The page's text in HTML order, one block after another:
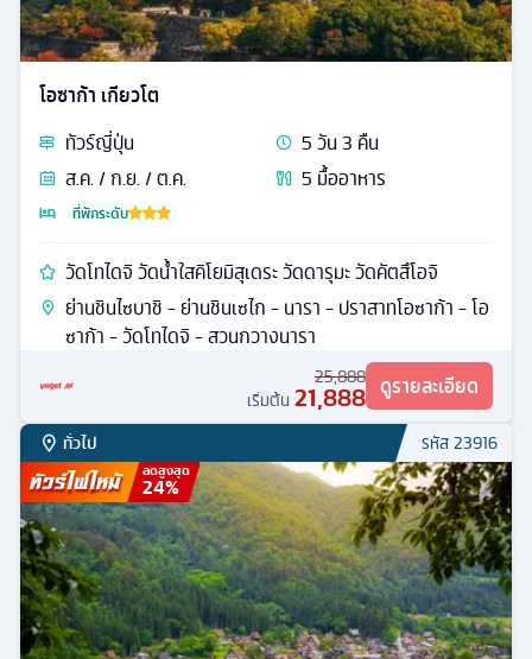
โอซาก้า เกียวโต
ทัวร์ญี่ปุ่น 5วัน3 คืน
ส.ค. / ก.ย. / ต.ค.
5 มื้ออาหาร
ที่พักระดับ
วัดโทไดจิ วัดน้ำใสคิโยมิสุเดระ วัดดารุมะ วัดคัตสึโอจิ
ย่านชินไซบาชิ - ย่านชินเซไก - นารา - ปราสาทโอซาก้า - โอ
ซาก้า - วัดโทไดจิ - สวนกวางนารา
25,888
เริ่มต้น 21,888 ดูรายละเอียด
ทั่วไป รหัส23916
ลดสูงสุด
24%